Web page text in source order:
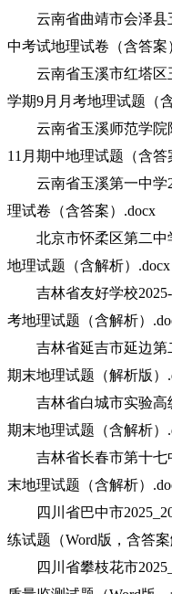
云南省曲靖市会泽县五
中考试地理试卷（含答案
云南省玉溪市红塔区玉
学期9月月考地理试题（
云南省玉溪师范学院附
11月期中地理试题（含答
云南省玉溪第一中学
理试卷（含答案）.docx
北京市怀柔区第二中学
地理试题（含解析）.docx
吉林省友好学校2025-
考地理试题（含解析）
吉林省延吉市延边第二
期末地理试题（解析版）
吉林省白城市实验高级
期末地理试题（含解析）
吉林省长春市第十七中
末地理试题（含解析）
四川省巴中市
练试题（Word版，含答
四川省攀枝花市